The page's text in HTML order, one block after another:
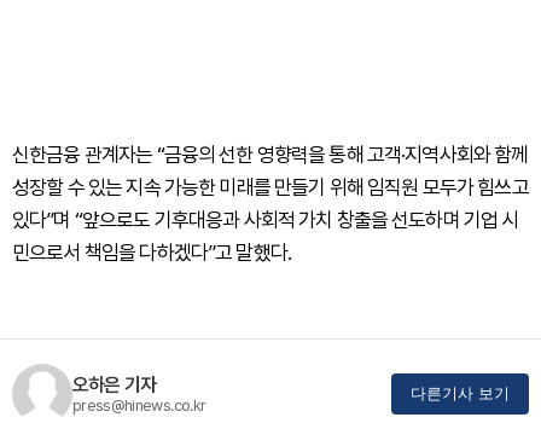
신한금융 관계자는 “금융의 선한 영향력을 통해 고객·지역사회와 함께
성장할 수 있는 지속 가능한 미래를 만들기 위해 임직원 모두가 힘쓰고
있다”며 “앞으로도 기후대응과 사회적 가치 창출을 선도하며 기업 시
민으로서 책임을 다하겠다”고 말했다.
오하은 기자
press@hinews.co.kr
다른기사 보기